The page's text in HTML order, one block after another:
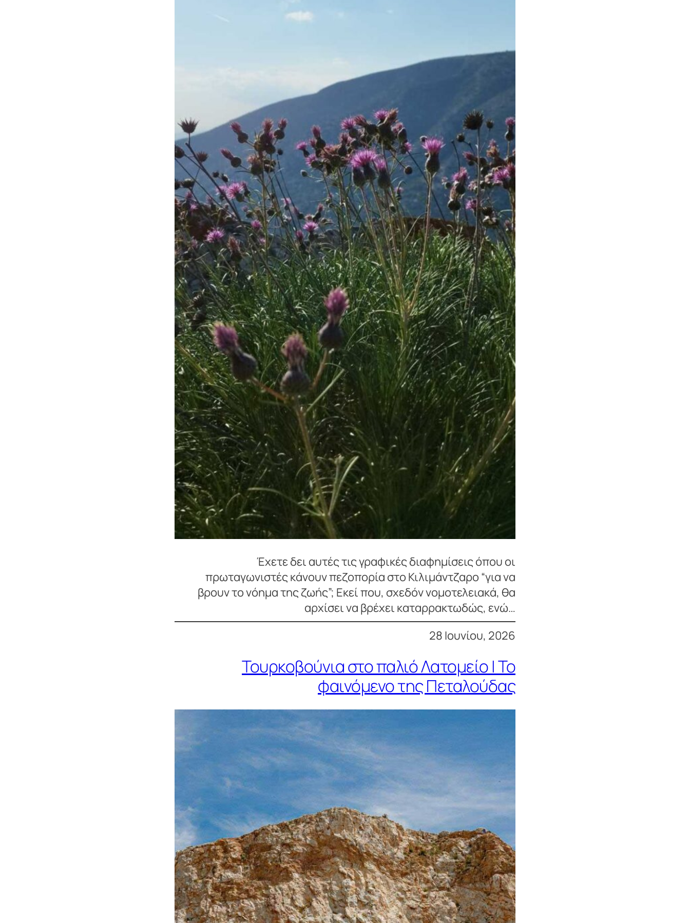
Έχετε δει αυτές τις γραφικές διαφημίσεις όπου οι
πρωταγωνιστές κάνουν πεζοπορία στο Κιλιμάντζαρο “για να
βρουν το νόημα της ζωής”; Εκεί που, σχεδόν νομοτελειακά, θα
αρχίσει να βρέχει καταρρακτωδώς, ενώ…
28 Ιουνίου, 2026
Τουρκοβούνια στο παλιό Λατομείο | Το
φαινόμενο της Πεταλούδας